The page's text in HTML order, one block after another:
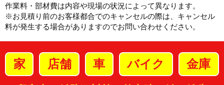
作業料・部材費は内容や現場の状況によって異なります。
※お見積り前のお客様都合でのキャンセルの際は、キャンセル
料が発生する場合がありますのでお問い合わせください。
家 店舗 車 バイク 金庫